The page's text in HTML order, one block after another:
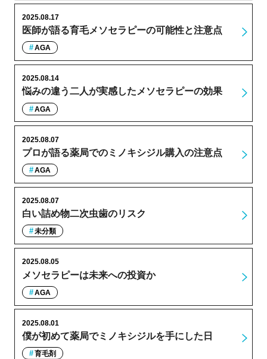
医師が語る育毛メソセラピーの可能性と注意点
2025.08.17
AGA
悩みの違う二人が実感したメソセラピーの効果
2025.08.14
AGA
プロが語る薬局でのミノキシジル購入の注意点
2025.08.07
AGA
白い詰め物二次虫歯のリスク
2025.08.07
未分類
メソセラピーは未来への投資か
2025.08.05
AGA
僕が初めて薬局でミノキシジルを手にした日
2025.08.01
育毛剤